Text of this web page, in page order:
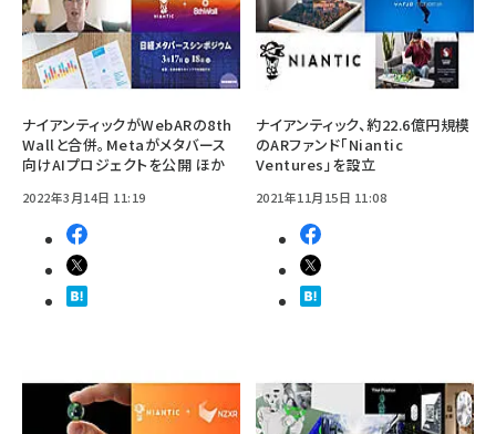
ナイアンティックがWebARの8th
Wallと合併。Metaがメタバース
向けAIプロジェクトを公開 ほか
2022年3月14日 11:19
ナイアンティック、約22.6億円規模
のARファンド「Niantic
Ventures」を設立
2021年11月15日 11:08